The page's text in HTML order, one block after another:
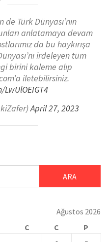
Türk Dünyası’nın
anlatamaya devam
da bu haykırışa
irdeleyen tüm
birini kaleme alıp
iletebilirsiniz.
April 27, 2023
Ağustos 2026
C C
P